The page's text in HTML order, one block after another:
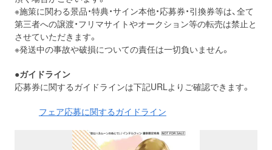
※施策に関わる景品・特典・サイン本他・応募券・引換券等は、全て
第三者への譲渡・フリマサイトやオークション等の転売は禁止と
させていただきます。
※発送中の事故や破損についての責任は一切負いません。
●ガイドライン
応募券に関するガイドラインは下記URLよりご確認できます。
フェア応募に関するガイドライン